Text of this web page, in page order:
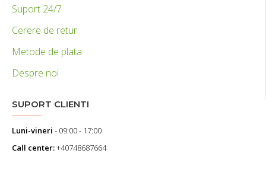
Suport 24/7
Cerere de retur
Metode de plata
Despre noi
SUPORT CLIENTI
Luni-vineri - 09:00 - 17:00
Call center:+40748687664